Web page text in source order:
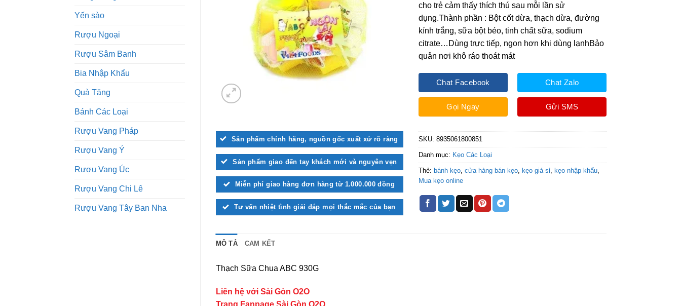
Yến sào
Rượu Ngoại
Rượu Sâm Banh
Bia Nhập Khẩu
Quà Tặng
Bánh Các Loại
Rượu Vang Pháp
Rượu Vang Ý
Rượu Vang Úc
Rượu Vang Chi Lê
Rượu Vang Tây Ban Nha
Sản phẩm chính hãng, nguồn gốc xuất xứ rõ ràng
Sản phẩm giao đến tay khách mới và nguyên vẹn
Miễn phí giao hàng đơn hàng từ 1.000.000 đồng
Tư vấn nhiệt tình giải đáp mọi thắc mắc của bạn
cho trẻ cảm thấy thích thú sau mỗi lần sử
dụng.Thành phần : Bột cốt dừa, thạch dừa, đường
kính trắng, sữa bột béo, tinh chất sữa, sodium
citrate…Dùng trực tiếp, ngon hơn khi dùng lạnhBảo
quản nơi khô ráo thoát mát
Chat Facebook
Gọi Ngay
Chat Zalo
Gửi SMS
SKU:8935061800851
Danh mục: Kẹo Các Loại
Thẻ: bánh kẹo,cửa hàng bán kẹo, kẹo giá sỉ, kẹo nhập khẩu,
Mua kẹo online
MÔ TẢ CAM KẾT
Thạch Sữa Chua ABC 930G
Liên hệ với Sài Gòn O2O